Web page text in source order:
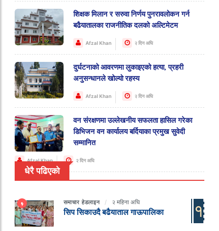
शिक्षक मिलान र सरुवा निर्णय पुनरावलोकन गर्न
बढैयातालका राजनीतिक दलको अल्टिमेटम
Afzal Khan २ दिन अघि
दुर्घटनाको आवरणमा लुकाइएको हत्या, प्रहरी
अनुसन्धानले खोल्यो रहस्य
Afzal Khan २ दिन अघि
वन संरक्षणमा उल्लेखनीय सफलता हासिल गरेका
डिभिजन वन कार्यालय बर्दियाका प्रमुख सुवेदी
सम्मानित
Afzal Khan २ दिन अघि
धेरै पढिएको
समाचार हेडलाइन २ महिना अघि
सिप सिकाउदै बढैयाताल गाऊपालिका १